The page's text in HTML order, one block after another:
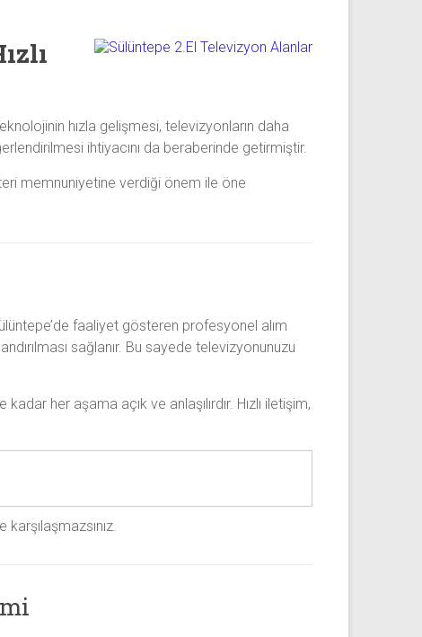
hızla gelişmesi, televizyonların daha
ihtiyacını da beraberinde getirmiştir.
memnuniyetine verdiği önem ile öne
faaliyet gösteren profesyonel alım
sağlanır. Bu sayede televizyonunuzu
her aşama açık ve anlaşılırdır. Hızlı iletişim,